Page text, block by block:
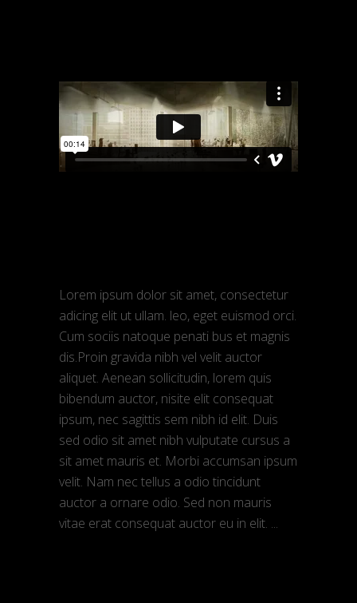
Lorem ipsum dolor sit amet, consectetur
adicing elit ut ullam. leo, eget euismod orci.
Cum sociis natoque penati bus et magnis
dis.Proin gravida nibh vel velit auctor
aliquet. Aenean sollicitudin, lorem quis
bibendum auctor, nisite elit consequat
ipsum, nec sagittis sem nibh id elit. Duis
sed odio sit amet nibh vulputate cursus a
sit amet mauris et. Morbi accumsan ipsum
velit. Nam nec tellus a odio tincidunt
auctor a ornare odio. Sed non mauris
vitae erat consequat auctor eu in elit.